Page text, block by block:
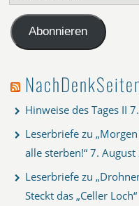
Mail-
AdresseAbonnieren
Hinweise des Tages II
Leserbriefe zu
alle sterben!“ 7. August
Leserbriefe zu
Steckt das „Celler